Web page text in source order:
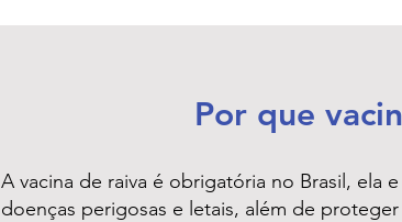
Por que
A vacina de raiva é obrigatória no Brasil, ela
doenças perigosas e letais, além de